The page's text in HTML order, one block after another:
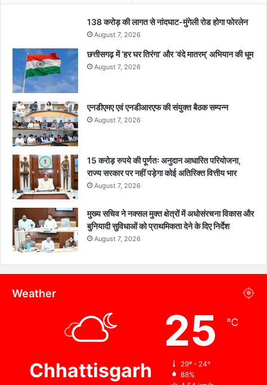
138 करोड़ की लागत से नांदघाट-मुंगेली रोड होगा फोरलेन
August 7, 2026
छत्तीसगढ़ में ‘हर घर तिरंगा’ और ‘वंदे मातरम्’ अभियान की धूम
August 7, 2026
एनडीएमए एवं एनडीआरएफ की संयुक्त बैठक सम्पन्न
August 7, 2026
15 करोड़ रुपये की पूर्णतः अनुदान आधारित परियोजना,
राज्य सरकार पर नहीं पड़ेगा कोई अतिरिक्त वित्तीय भार
August 7, 2026
मुख्य सचिव ने नक्सल मुक्त क्षेत्रों में अधोसंरचना विकास और
बुनियादी सुविधाओं को प्राथमिकता देने के दिए निर्देश
August 7, 2026
Weather
Chhattisgarh
25 ℃
29º - 24º
88%